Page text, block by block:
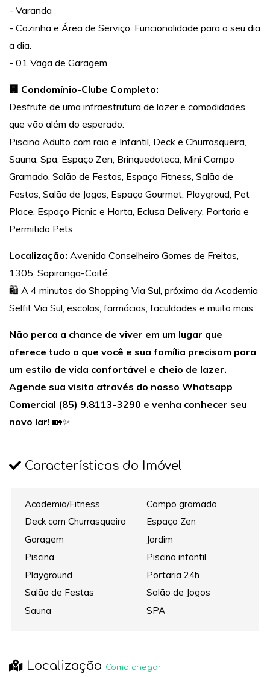
- Varanda
- Cozinha e Área de Serviço: Funcionalidade para o seu dia
a dia.
- 01 Vaga de Garagem
🏢 Condomínio-Clube Completo:
Desfrute de uma infraestrutura de lazer e comodidades
que vão além do esperado:
Piscina Adulto com raia e Infantil, Deck e Churrasqueira,
Sauna, Spa, Espaço Zen, Brinquedoteca, Mini Campo
Gramado, Salão de Festas, Espaço Fitness, Salão de
Festas, Salão de Jogos, Espaço Gourmet, Playgroud, Pet
Place, Espaço Picnic e Horta, Eclusa Delivery, Portaria e
Permitido Pets.
Localização: Avenida Conselheiro Gomes de Freitas,
1305, Sapiranga-Coité.
🛍️ A 4 minutos do Shopping Via Sul, próximo da Academia
Selfit Via Sul, escolas, farmácias, faculdades e muito mais.
Não perca a chance de viver em um lugar que
oferece tudo o que você e sua família precisam para
um estilo de vida confortável e cheio de lazer.
Agende sua visita através do nosso Whatsapp
Comercial (85) 9.8113-3290 e venha conhecer seu
novo lar! 🏡✨
Características do Imóvel
Academia/Fitness
Campo gramado
Deck com Churrasqueira
Espaço Zen
Garagem
Jardim
Piscina
Piscina infantil
Playground
Portaria 24h
Salão de Festas
Salão de Jogos
Sauna
SPA
Localização Como chegar